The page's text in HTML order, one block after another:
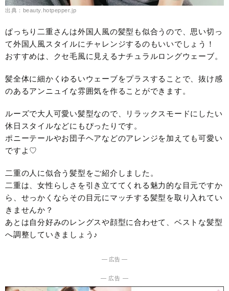
出典：beauty.hotpepper.jp
ぱっちり二重さんは外国人風の髪型も似合うので、思い切っ
て外国人風スタイルにチャレンジするのもいいでしょう！
おすすめは、クセ毛風に見えるナチュラルロングウェーブ。
髪全体に細かくゆるいウェーブをプラスすることで、抜け感
のあるアンニュイな雰囲気を作ることができます。
ルーズで大人可愛い髪型なので、リラックスモードにしたい
休日スタイルなどにもぴったりです。
ポニーテールやお団子ヘアなどのアレンジを加えても可愛い
ですよ♡
二重の人に似合う髪型をご紹介しました。
二重は、女性らしさを引き立ててくれる魅力的な目元ですか
ら、せっかくならその目元にマッチする髪型を取り入れてい
きませんか？
あとは自分好みのレングスや顔型に合わせて、ベストな髪型
へ調整していきましょう♪
― 広告 ―
― 広告 ―